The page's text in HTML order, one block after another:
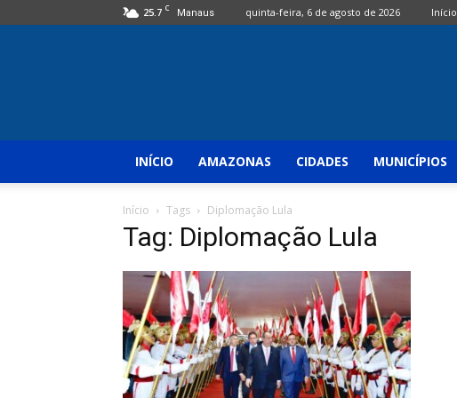
25.7 C Manaus quinta-feira, 6 de agosto de 2026 Início
INÍCIO AMAZONAS CIDADES MUNICÍPIOS
Início Tags Diplomação Lula
Tag: Diplomação Lula